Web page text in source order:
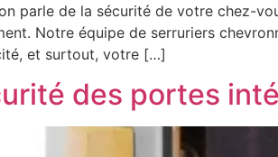
parle de la sécurité de votre chez-
Notre équipe de serruriers
et surtout, votre […]
des portes